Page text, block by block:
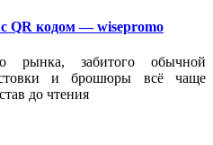
QR кодом — wisepromo
рынка, забитого обычной
и брошюры всё чаще
до чтения